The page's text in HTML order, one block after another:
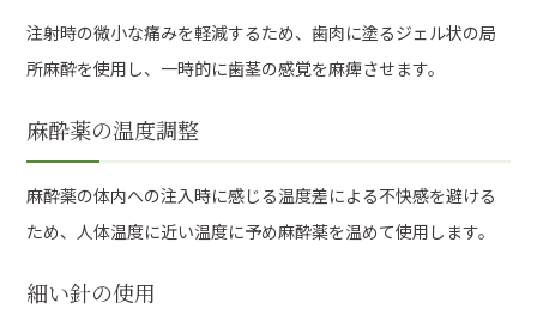
注射時の微小な痛みを軽減するため、歯肉に塗るジェル状の局
所麻酔を使用し、一時的に歯茎の感覚を麻痺させます。
麻酔薬の温度調整
麻酔薬の体内への注入時に感じる温度差による不快感を避ける
ため、人体温度に近い温度に予め麻酔薬を温めて使用します。
細い針の使用